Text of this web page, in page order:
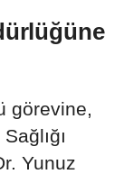
görevine,
Yunuz